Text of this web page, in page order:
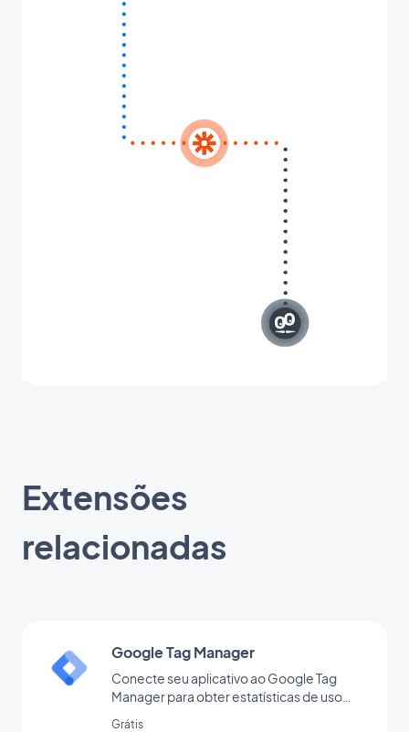
Extensões
relacionadas
Google Tag Manager
Conecte seu aplicativo ao Google Tag
Manager para obter estatísticas de uso
Grátis